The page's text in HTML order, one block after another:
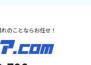
のことならお任せ！